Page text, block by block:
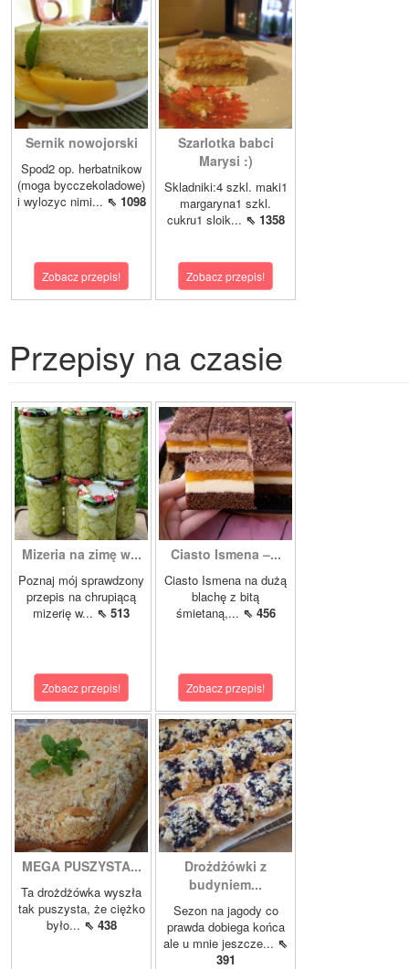
Sernik nowojorski
Spod2 op. herbatnikow
(moga bycczekoladowe)
i wylozyc nimi... ⇖ 1098
Zobacz przepis!
Szarlotka babci
Marysi :)
Skladniki:4 szkl. maki1
margaryna1 szkl.
cukru1 sloik... ⇖ 1358
Zobacz przepis!
Przepisy na czasie
Mizeria na zimę w...
Poznaj mój sprawdzony
przepis na chrupiącą
mizerię w... ⇖ 513
Zobacz przepis!
Ciasto Ismena –...
Ciasto Ismena na dużą
blachę z bitą
śmietaną,... ⇖ 456
Zobacz przepis!
MEGA PUSZYSTA...
Ta drożdżówka wyszła
tak puszysta, że ciężko
było... ⇖ 438
Drożdżówki z
budyniem...
Sezon na jagody co
prawda dobiega końca
ale u mnie jeszcze... ⇖
391